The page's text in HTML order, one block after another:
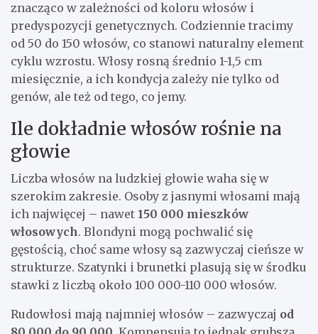
znacząco w zależności od koloru włosów i
predyspozycji genetycznych. Codziennie tracimy
od 50 do 150 włosów, co stanowi naturalny element
cyklu wzrostu. Włosy rosną średnio 1-1,5 cm
miesięcznie, a ich kondycja zależy nie tylko od
genów, ale też od tego, co jemy.
Ile dokładnie włosów rośnie na
głowie
Liczba włosów na ludzkiej głowie waha się w
szerokim zakresie. Osoby z jasnymi włosami mają
ich najwięcej – nawet 150 000 mieszków
włosowych. Blondyni mogą pochwalić się
gęstością, choć same włosy są zazwyczaj cieńsze w
strukturze. Szatynki i brunetki plasują się w środku
stawki z liczbą około 100 000-110 000 włosów.
Rudowłosi mają najmniej włosów – zazwyczaj od